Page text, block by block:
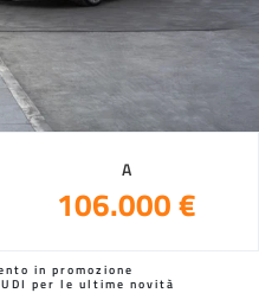
A
106.000 €
in promozione
per le ultime novità